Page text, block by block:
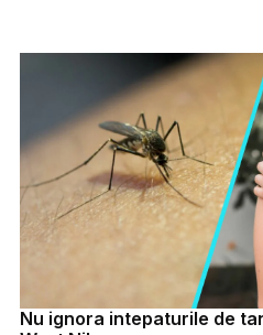
Nu ignora intepaturile de